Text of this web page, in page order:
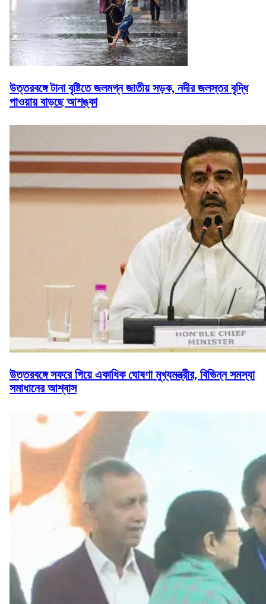
উত্তরবঙ্গে টানা বৃষ্টিতে জলমগ্ন জাতীয় সড়ক, নদীর জলস্তর বৃদ্ধি
পাওয়ায় বাড়ছে আশঙ্কা
উত্তরবঙ্গে সফরে গিয়ে একাধিক ঘোষণা মুখ্যমন্ত্রীর, বিভিন্ন সমস্যা
সমাধানের আশ্বাস